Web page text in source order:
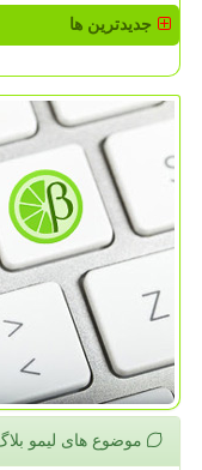
جدیدترین ها
موضوع های لیمو